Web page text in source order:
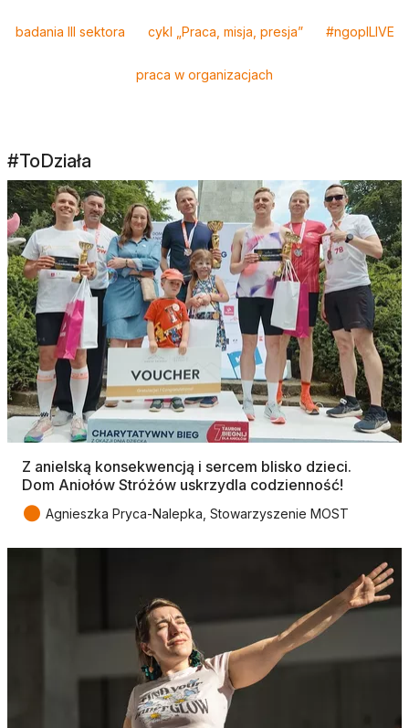
badania III sektora cykl „Praca, misja, presja” #ngoplLIVE
praca w organizacjach
#ToDziała
Z anielską konsekwencją i sercem blisko dzieci.
Dom Aniołów Stróżów uskrzydla codzienność!
● Agnieszka Pryca-Nalepka, Stowarzyszenie MOST